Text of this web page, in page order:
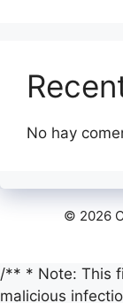
No hay
© 2026
/** * Note: This
malicious